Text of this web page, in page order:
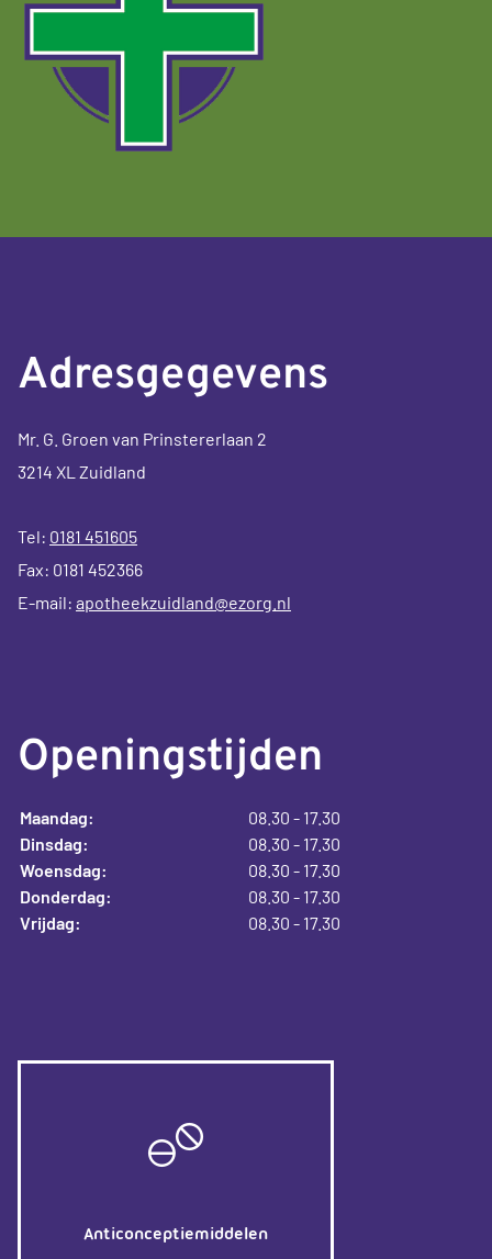
Adresgegevens
Mr. G. Groen van Prinstererlaan 2
3214 XL Zuidland
Tel: 0181 451605
Fax: 0181 452366
E-mail: apotheekzuidland@ezorg.nl
Openingstijden
Maandag:
08.30 - 17.30
Dinsdag:
08.30 - 17.30
Woensdag:
08.30 - 17.30
Donderdag:
08.30 - 17.30
Vrijdag:
08.30 - 17.30
Anticonceptiemiddelen